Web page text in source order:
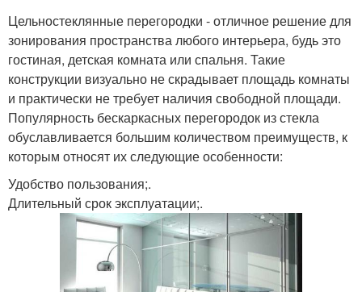
Цельностеклянные перегородки - отличное решение для
зонирования пространства любого интерьера, будь это
гостиная, детская комната или спальня. Такие
конструкции визуально не скрадывает площадь комнаты
и практически не требует наличия свободной площади.
Популярность бескаркасных перегородок из стекла
обуславливается большим количеством преимуществ, к
которым относят их следующие особенности:
Удобство пользования;.
Длительный срок эксплуатации;.